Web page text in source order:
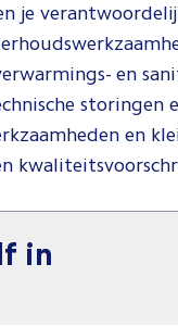
je
en
storingen
en
in